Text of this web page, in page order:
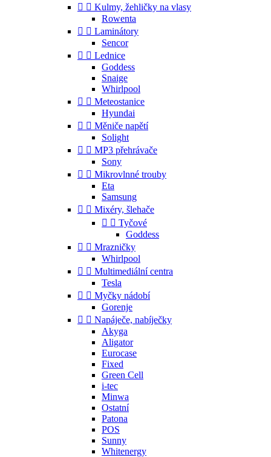
  Kulmy, žehličky na vlasy
Rowenta
  Laminátory
Sencor
  Lednice
Goddess
Snaige
Whirlpool
  Meteostanice
Hyundai
  Měniče napětí
Solight
  MP3 přehrávače
Sony
  Mikrovlnné trouby
Eta
Samsung
  Mixéry, šlehače
  Tyčové
Goddess
  Mrazničky
Whirlpool
  Multimediální centra
Tesla
  Myčky nádobí
Gorenje
  Napáječe, nabíječky
Akyga
Aligator
Eurocase
Fixed
Green Cell
i-tec
Minwa
Ostatní
Patona
POS
Sunny
Whitenergy